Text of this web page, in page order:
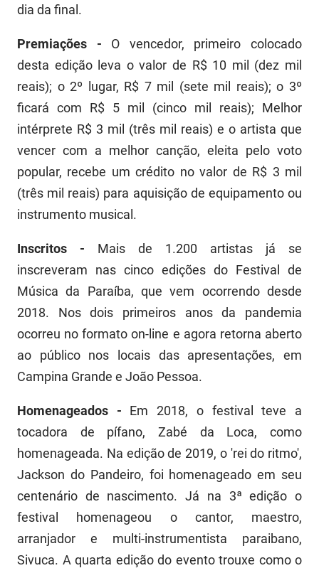
dia da final.
Premiações - O vencedor, primeiro colocado
desta edição leva o valor de R$ 10 mil (dez mil
reais); o 2º lugar, R$ 7 mil (sete mil reais); o 3º
ficará com R$ 5 mil (cinco mil reais); Melhor
intérprete R$ 3 mil (três mil reais) e o artista que
vencer com a melhor canção, eleita pelo voto
popular, recebe um crédito no valor de R$ 3 mil
(três mil reais) para aquisição de equipamento ou
instrumento musical.
Inscritos - Mais de 1.200 artistas já se
inscreveram nas cinco edições do Festival de
Música da Paraíba, que vem ocorrendo desde
2018. Nos dois primeiros anos da pandemia
ocorreu no formato on-line e agora retorna aberto
ao público nos locais das apresentações, em
Campina Grande e João Pessoa.
Homenageados - Em 2018, o festival teve a
tocadora de pífano, Zabé da Loca, como
homenageada. Na edição de 2019, o 'rei do ritmo',
Jackson do Pandeiro, foi homenageado em seu
centenário de nascimento. Já na 3ª edição o
festival homenageou o cantor, maestro,
arranjador e multi-instrumentista paraibano,
Sivuca. A quarta edição do evento trouxe como o